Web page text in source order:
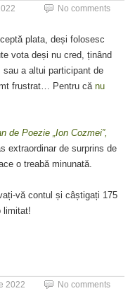
No comments
plata, deși folosesc
vota deși nu cred, ținând
a altui participant de
frustrat… Pentru cănu
de Poezie „Ion Cozmei”,
extraordinar de surprins de
o treabă minunată.
vă contul și câștigați 175
limitat!
2022 No comments